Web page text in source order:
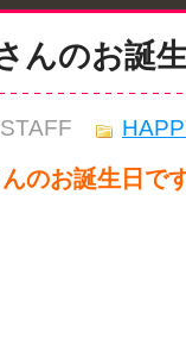
んのお誕
のお誕生日で